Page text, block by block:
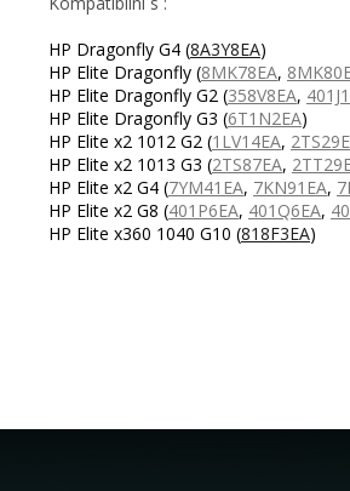
HP Dragonfly G4 (8A3Y8EA)
HP Elite Dragonfly (8MK78EA,
HP Elite Dragonfly G2 (358V8EA,
HP Elite Dragonfly G3 (6T1N2EA)
HP Elite x2 1012 G2 (1LV14EA,
HP Elite x2 1013 G3 (2TS87EA,
HP Elite x2 G4 (7YM41EA, 7KN91EA,
HP Elite x2 G8 (401P6EA, 401Q6EA,
HP Elite x360 1040 G10 (818F3EA)